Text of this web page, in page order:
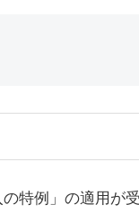
特例」の適用が